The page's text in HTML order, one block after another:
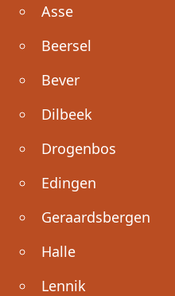
Asse
Beersel
Bever
Dilbeek
Drogenbos
Edingen
Geraardsbergen
Halle
Lennik